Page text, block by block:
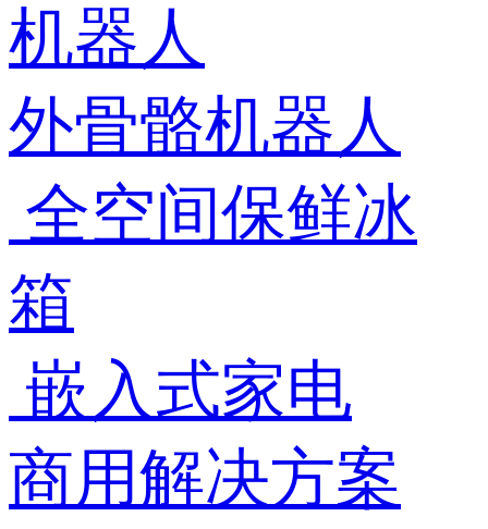
机器人
外骨骼机器人
全空间保鲜冰
箱
嵌入式家电
商用解决方案